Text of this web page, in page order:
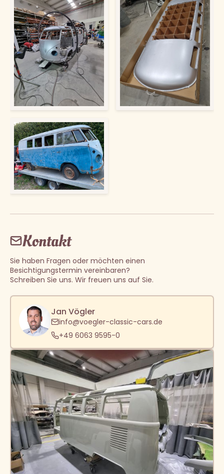
Kontakt
Sie haben Fragen oder möchten einen
Besichtigungstermin vereinbaren?
Schreiben Sie uns. Wir freuen uns auf Sie.
Jan Vögler
info@voegler-classic-cars.de
+49 6063 9595-0